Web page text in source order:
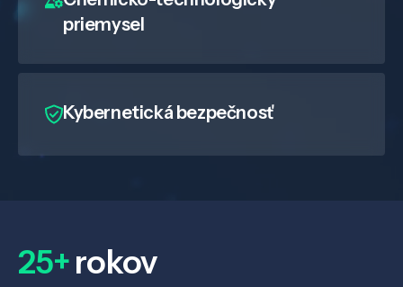
priemysel
Kybernetická bezpečnosť
25+rokov